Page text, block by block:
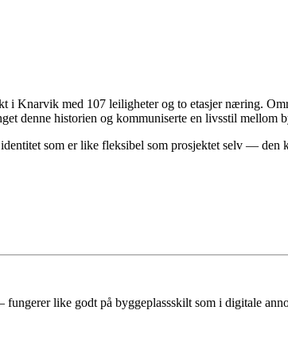
i Knarvik med 107 leiligheter og to etasjer næring.
denne historien og kommuniserte en livsstil mellom
som er like fleksibel som prosjektet selv —
like godt på byggeplassskilt som i digitale